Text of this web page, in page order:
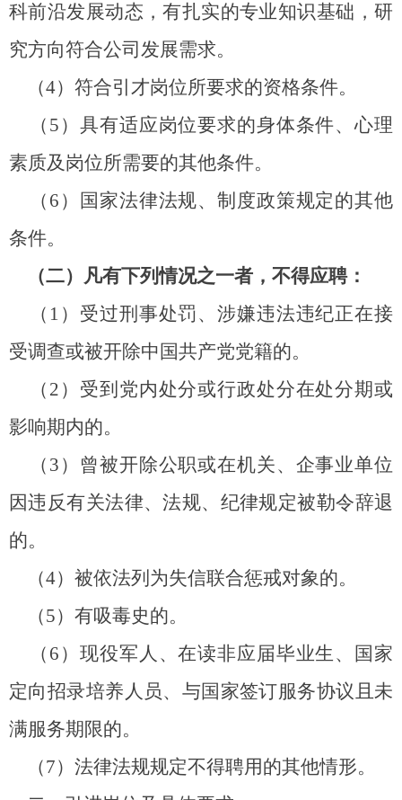
科前沿发展动态，有扎实的专业知识基础，研
究方向符合公司发展需求。
（4）符合引才岗位所要求的资格条件。
（ 5 ）具有适应岗位要求的身体条件、心理
素质及岗位所需要的其他条件。
（ 6 ）国家法律法规、制度政策规定的其他
条件。
（二）凡有下列情况之一者，不得应聘：
（ 1 ）受过刑事处罚、涉嫌违法违纪正在接
受调查或被开除中国共产党党籍的。
（ 2 ）受到党内处分或行政处分在处分期或
影响期内的。
（ 3 ）曾被开除公职或在机关、企事业单位
因违反有关法律、法规、纪律规定被勒令辞退
的。
（4）被依法列为失信联合惩戒对象的。
（5）有吸毒史的。
（ 6 ）现役军人、在读非应届毕业生、国家
定向招录培养人员、与国家签订服务协议且未
满服务期限的。
（7）法律法规规定不得聘用的其他情形。